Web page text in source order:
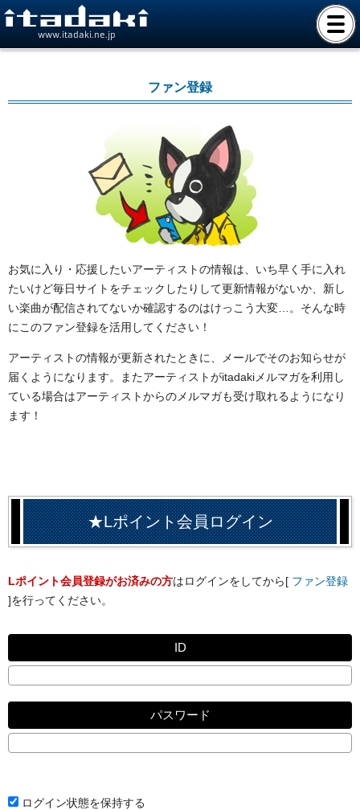
www.itadaki.ne.jp
ファン登録
お気に入り・応援したいアーティストの情報は、いち早く手に入れ
たいけど毎日サイトをチェックしたりして更新情報がないか、新し
い楽曲が配信されてないか確認するのはけっこう大変…。そんな時
にこのファン登録を活用してください！
アーティストの情報が更新されたときに、メールでそのお知らせが
届くようになります。またアーティストがitadakiメルマガを利用し
ている場合はアーティストからのメルマガも受け取れるようになり
ます！
★Lポイント会員ログイン
Lポイント会員登録がお済みの方はログインをしてから[ ファン登録
]を行ってください。
ID
パスワード
ログイン状態を保持する